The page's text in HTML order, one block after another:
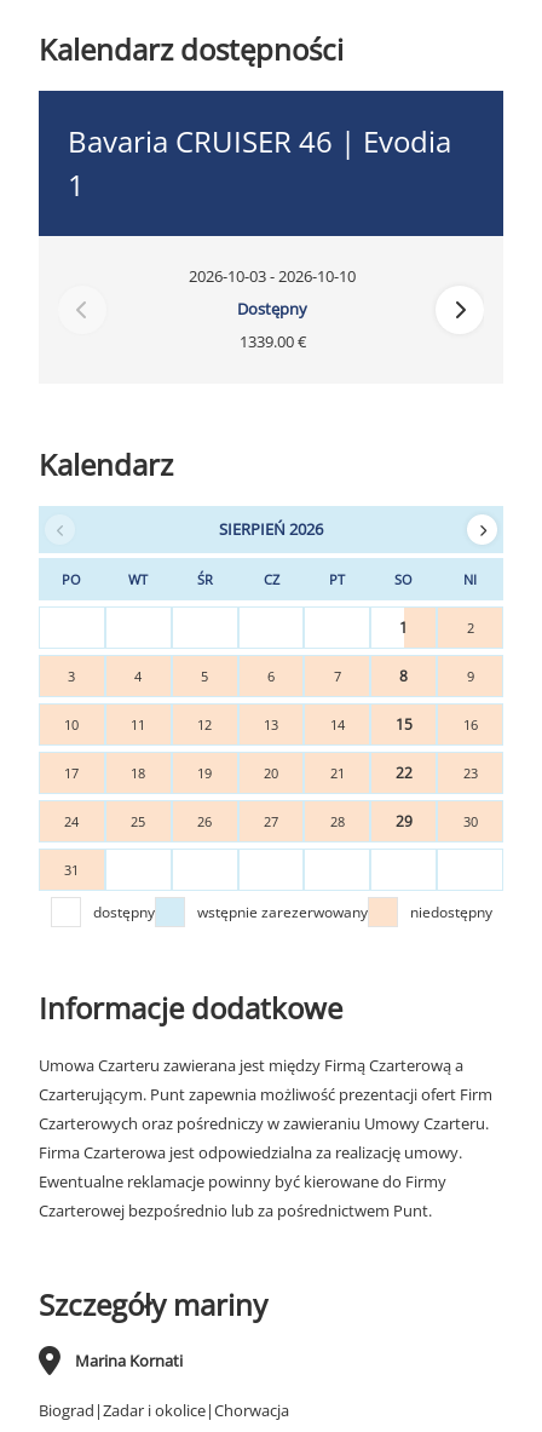
Kalendarz dostępności
Bavaria CRUISER 46 | Evodia
1
2026-10-03 - 2026-10-10
Dostępny
1339.00 €
Kalendarz
SIERPIEŃ 2026
PO WT ŚR CZ PT SO NI
1 2
3 4 5 6 7 8 9
10 11 12 13 14 15 16
17 18 19 20 21 22 23
24 25 26 27 28 29 30
31
dostępny wstępnie zarezerwowany niedostępny
Informacje dodatkowe
Umowa Czarteru zawierana jest między Firmą Czarterową a
Czarterującym. Punt zapewnia możliwość prezentacji ofert Firm
Czarterowych oraz pośredniczy w zawieraniu Umowy Czarteru.
Firma Czarterowa jest odpowiedzialna za realizację umowy.
Ewentualne reklamacje powinny być kierowane do Firmy
Czarterowej bezpośrednio lub za pośrednictwem Punt.
Szczegóły mariny
Marina Kornati
Biograd|Zadar i okolice|Chorwacja